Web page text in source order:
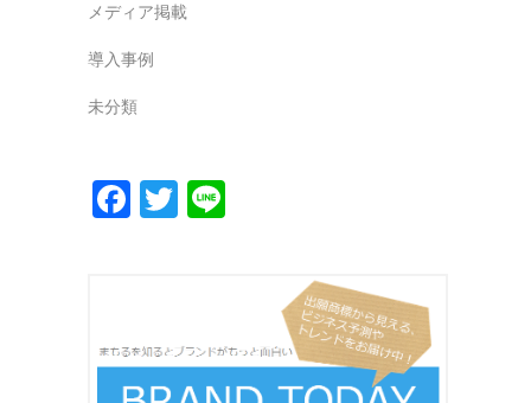
メディア掲載
導入事例
未分類
Facebook
Twitter